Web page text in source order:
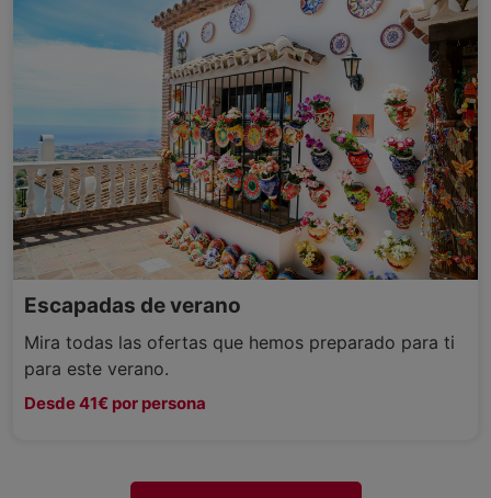
Escapadas de verano
Mira todas las ofertas que hemos preparado para ti
para este verano.
Desde 41€ por persona